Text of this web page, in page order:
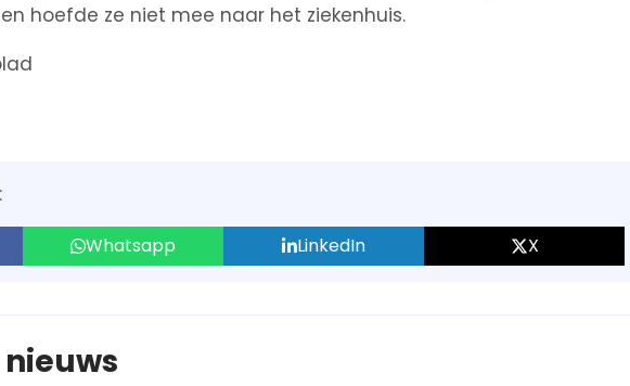
hoefde ze niet mee naar het ziekenhuis.
Whatsapp LinkedIn X